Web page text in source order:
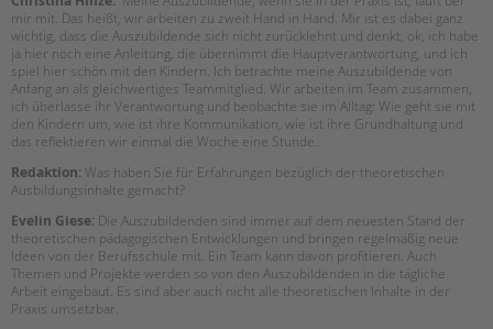
mir mit. Das heißt, wir arbeiten zu zweit Hand in Hand. Mir ist es dabei ganz
wichtig, dass die Auszubildende sich nicht zurücklehnt und denkt, ok, ich habe
ja hier noch eine Anleitung, die übernimmt die Hauptverantwortung, und ich
spiel hier schön mit den Kindern. Ich betrachte meine Auszubildende von
Anfang an als gleichwertiges Teammitglied. Wir arbeiten im Team zusammen,
ich überlasse ihr Verantwortung und beobachte sie im Alltag: Wie geht sie mit
den Kindern um, wie ist ihre Kommunikation, wie ist ihre Grundhaltung und
das reflektieren wir einmal die Woche eine Stunde.
Redaktion:Was haben Sie für Erfahrungen bezüglich der theoretischen
Ausbildungsinhalte gemacht?
Evelin Giese: Die Auszubildenden sind immer auf dem neuesten Stand der
theoretischen pädagogischen Entwicklungen und bringen regelmäßig neue
Ideen von der Berufsschule mit. Ein Team kann davon profitieren. Auch
Themen und Projekte werden so von den Auszubildenden in die tägliche
Arbeit eingebaut. Es sind aber auch nicht alle theoretischen Inhalte in der
Praxis umsetzbar.